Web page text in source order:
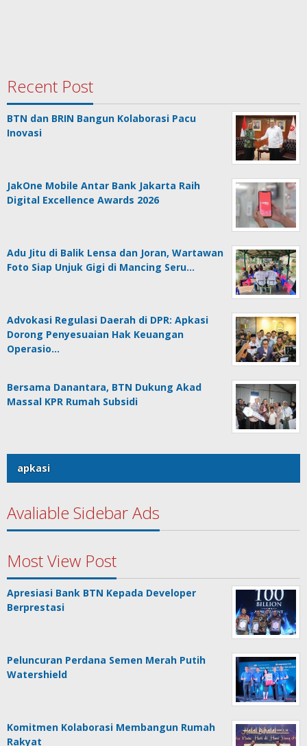
Recent Post
BTN dan BRIN Bangun Kolaborasi Pacu
Inovasi
JakOne Mobile Antar Bank Jakarta Raih
Digital Excellence Awards 2026
Adu Jitu di Balik Lensa dan Joran, Wartawan
Foto Siap Unjuk Gigi di Mancing Seru…
Advokasi Regulasi Daerah di DPR: Apkasi
Dorong Penyesuaian Hak Keuangan
Operasio…
Bersama Danantara, BTN Dukung Akad
Massal KPR Rumah Subsidi
apkasi
Avaliable Sidebar Ads
Most View Post
Apresiasi Bank BTN Kepada Developer
Berprestasi
Peluncuran Perdana Semen Merah Putih
Watershield
Komitmen Kolaborasi Membangun Rumah
Rakyat